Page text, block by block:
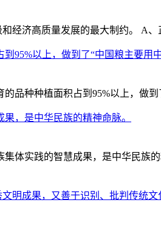
经济高质量发展的最大制约。 A、
95%以上，做到了“中国粮主要用中
品种种植面积占到95%以上，做
，是中华民族的精神命脉。
体实践的智慧成果，是中华民族
明成果，又善于识别、批判传统